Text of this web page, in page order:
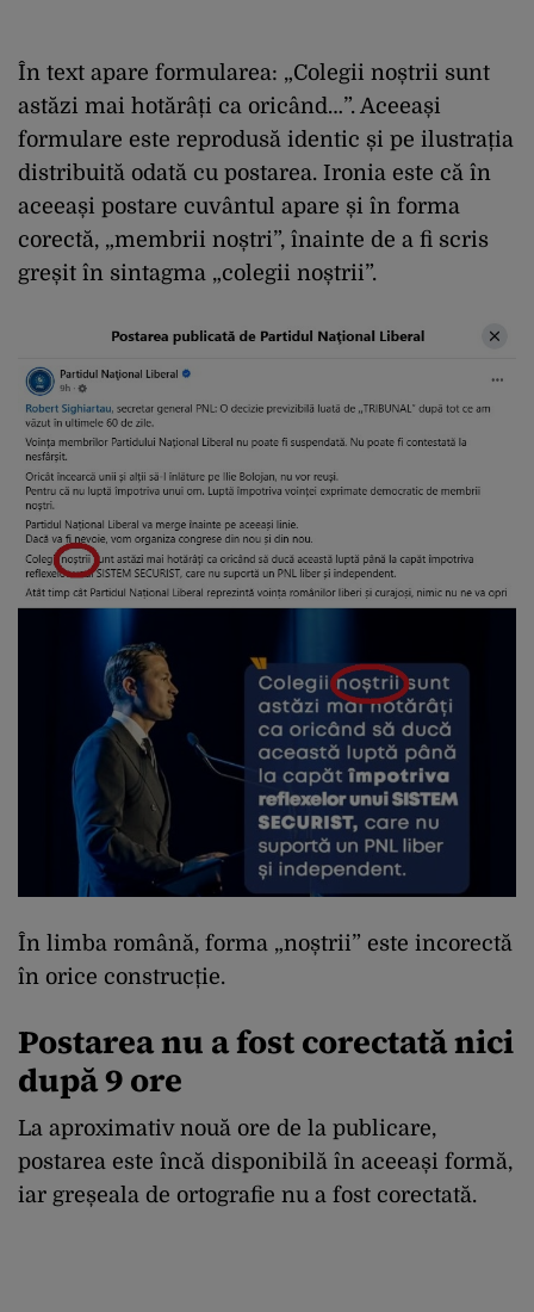
În text apare formularea: „Colegii noștrii sunt
astăzi mai hotărâți ca oricând…”. Aceeași
formulare este reprodusă identic și pe ilustrația
distribuită odată cu postarea. Ironia este că în
aceeași postare cuvântul apare și în forma
corectă, „membrii noștri”, înainte de a fi scris
greșit în sintagma „colegii noștrii”.
În limba română, forma „noștrii” este incorectă
în orice construcție.
Postarea nu a fost corectată nici
după 9 ore
La aproximativ nouă ore de la publicare,
postarea este încă disponibilă în aceeași formă,
iar greșeala de ortografie nu a fost corectată.